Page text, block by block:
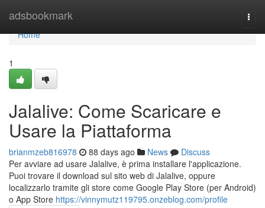
adsbookmark
Home
Home
1
Jalalive: Come Scaricare e
Usare la Piattaforma
brianmzeb816978 88 days ago News
Discuss
Per avviare ad usare Jalalive, è prima installare l'applicazione.
Puoi trovare il download sul sito web di Jalalive, oppure
localizzarlo tramite gli store come Google Play Store (per Android)
o App Store https://vinnymutz119795.onzeblog.com/profile